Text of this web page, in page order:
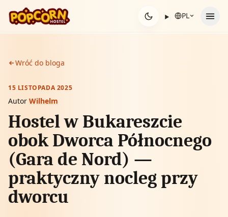
Przejdź do treści
PL
Wróć do bloga
15 LISTOPADA 2025
Autor Wilhelm
Hostel w Bukareszcie
obok Dworca Północnego
(Gara de Nord) —
praktyczny nocleg przy
dworcu